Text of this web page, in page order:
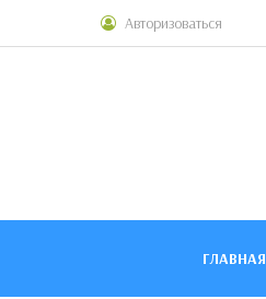
Авторизоваться
ГЛАВНАЯ